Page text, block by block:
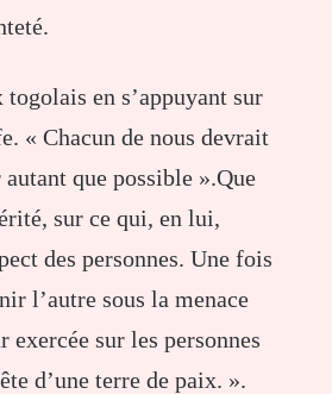
en s’appuyant sur
« Chacun de nous devrait
que possible ».Que
sur ce qui, en lui,
des personnes. Une fois
l’autre sous la menace
sur les personnes
d’une terre de paix. ».